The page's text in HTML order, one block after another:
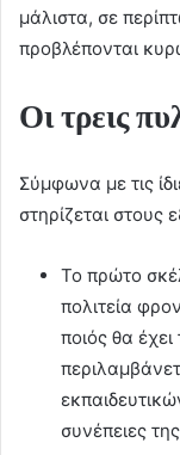
μάλιστα, σε
προβλέπονται
Οι τρεις
Σύμφωνα με τις
στηρίζεται στους
Το πρώτο
πολιτεία
ποιός θα
συνέπειες